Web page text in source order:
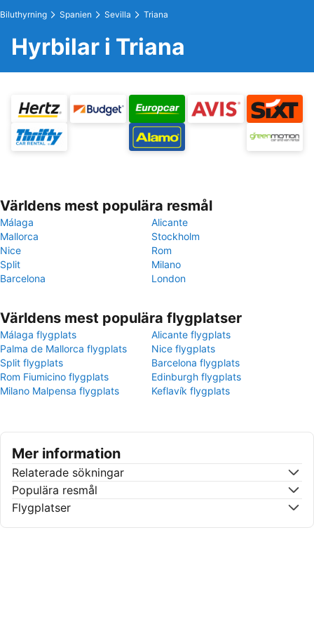
Biluthyrning Spanien Sevilla Triana
Hyrbilar i Triana
Världens mest populära resmål
Málaga
Alicante
Mallorca
Stockholm
Nice
Rom
Split
Milano
Barcelona
London
Världens mest populära flygplatser
Málaga flygplats
Alicante flygplats
Palma de Mallorca flygplats
Nice flygplats
Split flygplats
Barcelona flygplats
Rom Fiumicino flygplats
Edinburgh flygplats
Milano Malpensa flygplats
Keflavík flygplats
Mer information
Relaterade sökningar
Populära resmål
Flygplatser